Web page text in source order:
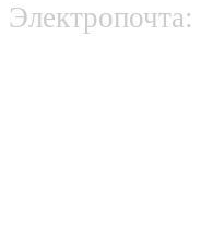
Электропочта: